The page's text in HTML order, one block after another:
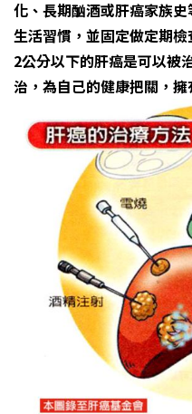
化、長期酗酒或肝癌家族
生活習慣，並固定做定期
2公分以下的肝癌是可以被
治，為自己的健康把關，擁